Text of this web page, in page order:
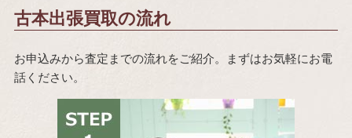
古本出張買取の流れ
お申込みから査定までの流れをご紹介。まずはお気軽にお電
話ください。